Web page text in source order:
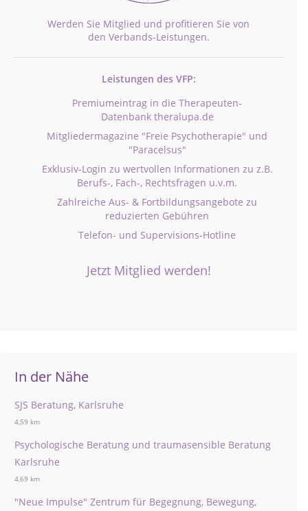
Werden Sie Mitglied und profitieren Sie von
den Verbands-Leistungen.
Leistungen des VFP:
Premiumeintrag in die Therapeuten-
Datenbank theralupa.de
Mitgliedermagazine "Freie Psychotherapie" und
"Paracelsus"
Exklusiv-Login zu wertvollen Informationen zu z.B.
Berufs-, Fach-, Rechtsfragen u.v.m.
Zahlreiche Aus- & Fortbildungsangebote zu
reduzierten Gebühren
Telefon- und Supervisions-Hotline
Jetzt Mitglied werden!
In der Nähe
SJS Beratung, Karlsruhe
4,59 km
Psychologische Beratung und traumasensible Beratung
Karlsruhe
4,69 km
"Neue Impulse" Zentrum für Begegnung, Bewegung,